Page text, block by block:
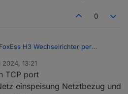
die des Elfin EW11
0
FoxEss H3 Wechselrichter per
Modbus TCP Verbindung vom
13:21
TCP port
einspeisung Netztbezug und